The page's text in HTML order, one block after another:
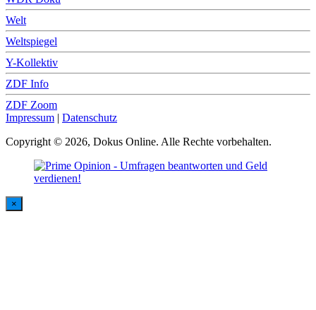
Welt
Weltspiegel
Y-Kollektiv
ZDF Info
ZDF Zoom
Impressum | Datenschutz
Copyright © 2026, Dokus Online. Alle Rechte vorbehalten.
×